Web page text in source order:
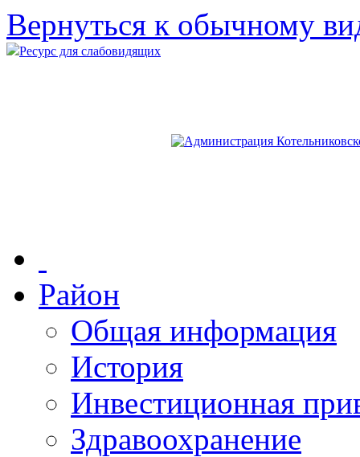
Вернуться к обычному
Ресурс для слабовидящих
Район
Общая информация
История
Инвестиционная
Здравоохранение